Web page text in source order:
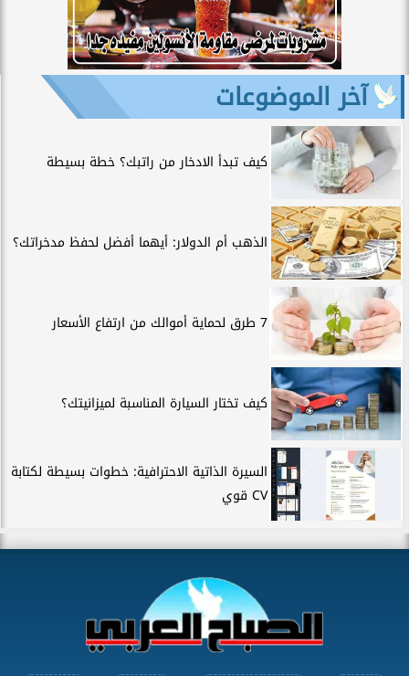
آخر الموضوعات
كيف تبدأ الادخار من راتبك؟ خطة بسيطة
الذهب أم الدولار: أيهما أفضل لحفظ مدخراتك؟
7 طرق لحماية أموالك من ارتفاع الأسعار
كيف تختار السيارة المناسبة لميزانيتك؟
السيرة الذاتية الاحترافية: خطوات بسيطة لكتابة
CV قوي